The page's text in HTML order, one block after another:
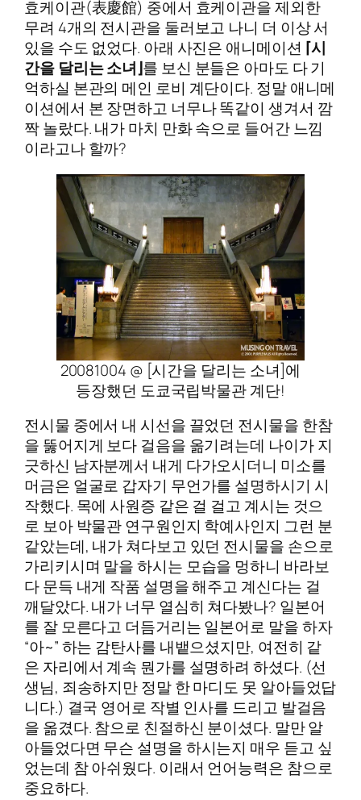
효케이관(表慶館) 중에서 효케이관을 제외한
무려 4개의 전시관을 둘러보고 나니 더 이상 서
있을 수도 없었다. 아래 사진은 애니메이션 ⌈시
간을 달리는 소녀⌋를 보신 분들은 아마도 다 기
억하실 본관의 메인 로비 계단이다. 정말 애니메
이션에서 본 장면하고 너무나 똑같이 생겨서 깜
짝 놀랐다. 내가 마치 만화 속으로 들어간 느낌
이라고나 할까?
20081004 @ [시간을 달리는 소녀]에
등장했던 도쿄국립박물관 계단!
전시물 중에서 내 시선을 끌었던 전시물을 한참
을 뚫어지게 보다 걸음을 옮기려는데 나이가 지
긋하신 남자분께서 내게 다가오시더니 미소를
머금은 얼굴로 갑자기 무언가를 설명하시기 시
작했다. 목에 사원증 같은 걸 걸고 계시는 것으
로 보아 박물관 연구원인지 학예사인지 그런 분
같았는데, 내가 쳐다보고 있던 전시물을 손으로
가리키시며 말을 하시는 모습을 멍하니 바라보
다 문득 내게 작품 설명을 해주고 계신다는 걸
깨달았다. 내가 너무 열심히 쳐다봤나? 일본어
를 잘 모른다고 더듬거리는 일본어로 말을 하자
“아~” 하는 감탄사를 내뱉으셨지만, 여전히 같
은 자리에서 계속 뭔가를 설명하려 하셨다. (선
생님, 죄송하지만 정말 한 마디도 못 알아들었답
니다.) 결국 영어로 작별 인사를 드리고 발걸음
을 옮겼다. 참으로 친절하신 분이셨다. 말만 알
아들었다면 무슨 설명을 하시는지 매우 듣고 싶
었는데 참 아쉬웠다. 이래서 언어능력은 참으로
중요하다.